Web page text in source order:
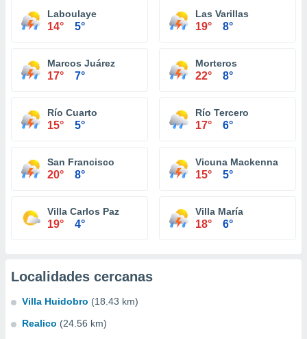
Laboulaye
14° 5°
Las Varillas
19° 8°
Marcos Juárez
17° 7°
Morteros
22° 8°
Río Cuarto
15° 5°
Río Tercero
17° 6°
San Francisco
20° 8°
Vicuna Mackenna
15° 5°
Villa Carlos Paz
19° 4°
Villa María
18° 6°
Localidades cercanas
Villa Huidobro (18.43 km)
Realico (24.56 km)